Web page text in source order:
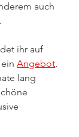
auch
ihr auf
Angebot,
lang